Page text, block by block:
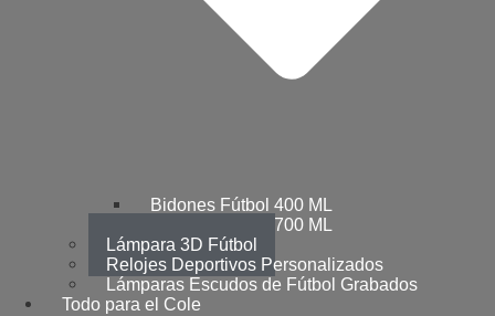
Bidones Fútbol 400 ML
Bidones Fútbol 700 ML
Lámpara 3D Fútbol
Relojes Deportivos Personalizados
Lámparas Escudos de Fútbol Grabados
Todo para el Cole